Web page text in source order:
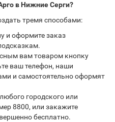
в Нижние Серги?
тремя способами:
и оформите заказ
вам товаром кнопку
ваш телефон, наши
и самостоятельно оформят
городского или
8800, или закажите
бесплатно.